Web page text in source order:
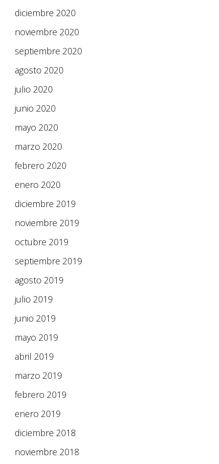
diciembre 2020
noviembre 2020
septiembre 2020
agosto 2020
julio 2020
junio 2020
mayo 2020
marzo 2020
febrero 2020
enero 2020
diciembre 2019
noviembre 2019
octubre 2019
septiembre 2019
agosto 2019
julio 2019
junio 2019
mayo 2019
abril 2019
marzo 2019
febrero 2019
enero 2019
diciembre 2018
noviembre 2018